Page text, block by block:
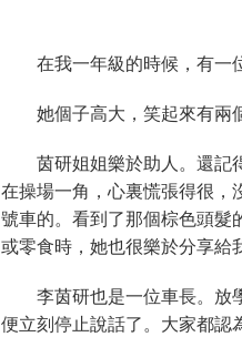
在我一年級的時候，有
她個子高大，笑起來有兩
茵研姐姐樂於助人。還記
在操場一角，心裏慌張得很，
號車的。看到了那個棕色頭髮
或零食時，她也很樂於分享給
李茵研也是一位車長。放
便立刻停止說話了。大家都認